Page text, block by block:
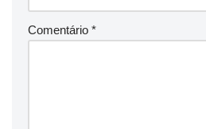
Comentário *